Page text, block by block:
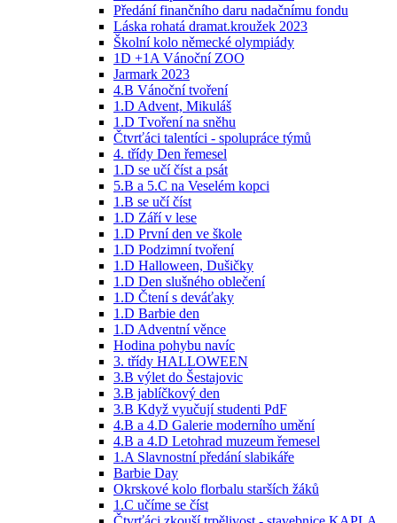
Předání finančního daru nadačnímu fondu
Láska rohatá dramat.kroužek 2023
Školní kolo německé olympiády
1D +1A Vánoční ZOO
Jarmark 2023
4.B Vánoční tvoření
1.D Advent, Mikuláš
1.D Tvoření na sněhu
Čtvrťáci talentíci - spolupráce týmů
4. třídy Den řemesel
1.D se učí číst a psát
5.B a 5.C na Veselém kopci
1.B se učí číst
1.D Září v lese
1.D První den ve škole
1.D Podzimní tvoření
1.D Halloween, Dušičky
1.D Den slušného oblečení
1.D Čtení s deváťaky
1.D Barbie den
1.D Adventní věnce
Hodina pohybu navíc
3. třídy HALLOWEEN
3.B výlet do Šestajovic
3.B jablíčkový den
3.B Když vyučují studenti PdF
4.B a 4.D Galerie moderního umění
4.B a 4.D Letohrad muzeum řemesel
1.A Slavnostní předání slabikáře
Barbie Day
Okrskové kolo florbalu starších žáků
1.C učíme se číst